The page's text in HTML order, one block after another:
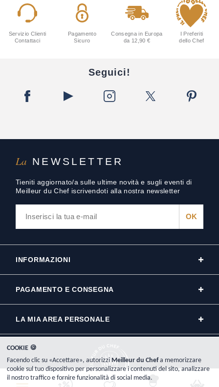
La NEWSLETTER
Tieniti aggiornato/a sulle ultime novità e sugli eventi di
Meilleur du Chef iscrivendoti alla nostra newsletter
Servizio Clienti
Contattaci
Pagamento
Sicuro
Consegna in Europa
da 12,90 €
I Preferiti
dello Chef
Seguici!
INFORMAZIONI
PAGAMENTO E CONSEGNA
LA MIA AREA PERSONALE
COOKIE 🍪
Facendo clic su «Accettare», autorizzi Meilleur du Chefa memorizzare
cookie sul tuo dispositivo per personalizzare i contenuti del sito, analizzare
il nostro traffico e fornire funzionalità di social media.